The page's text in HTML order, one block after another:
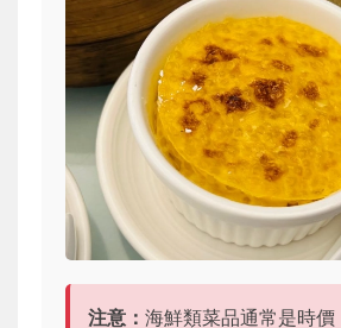
注意： 海鮮類菜品通常是時